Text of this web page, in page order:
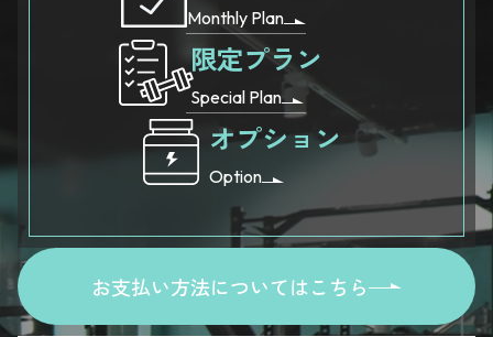
Monthly Plan
限定プラン
Special Plan
オプション
Option
お支払い方法についてはこちら